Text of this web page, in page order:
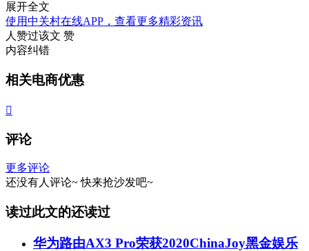
展开全文
使用中关村在线APP，查看更多精彩资讯
人赞过该文 赞
内容纠错
相关电商优惠

评论
更多评论
还没有人评论~ 快来抢沙发吧~
读过此文的还读过
华为路由AX3 Pro荣获2020ChinaJoy黑金娱乐